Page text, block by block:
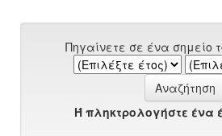
Πηγαίνετε σε ένα σημείο
Ή πληκτρολογήστε ένα